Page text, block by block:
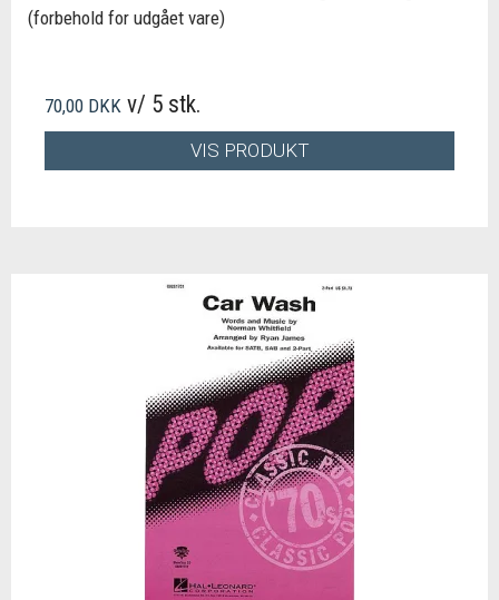
(forbehold for udgået vare)
70,00 DKK v/ 5 stk.
VIS PRODUKT